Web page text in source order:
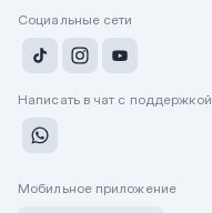
Социальные сети
Написать в чат с поддержкой
Мобильное приложение